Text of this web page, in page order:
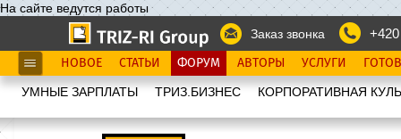
На сайте ведутся работы
Заказ звонка
НОВОЕ СТАТЬИ ФОРУМ АВТОРЫ УСЛУГИ
УМНЫЕ ЗАРПЛАТЫ ТРИЗ.БИЗНЕС КОРПОРАТИВНАЯ